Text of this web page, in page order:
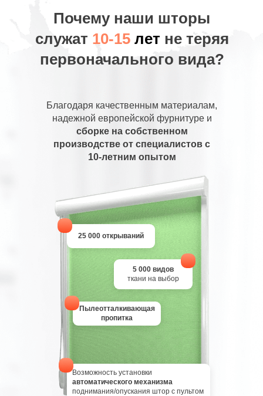
Почему наши шторы
служат 10-15 лет не теряя
первоначального вида?
Благодаря качественным материалам,
надежной европейской фурнитуре и
сборке на собственном
производстве от специалистов с
10-летним опытом
25 000 открываний
5 000 видов
ткани на выбор
Пылеотталкивающая
пропитка
Возможность установки
автоматического механизма
поднимания/опускания штор с пультом